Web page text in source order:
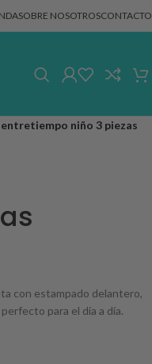
SOBRE NOSOTROSCONTACTO
niño 3 piezas
con estampado delantero,
para el día a día.